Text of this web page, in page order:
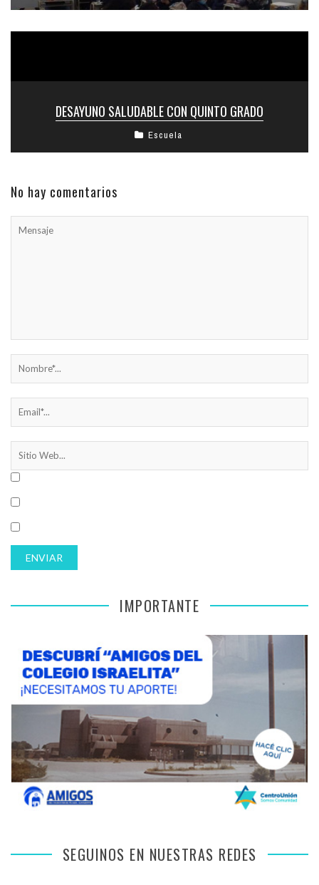
DESAYUNO SALUDABLE CON QUINTO GRADO
Escuela
No hay comentarios
IMPORTANTE
SEGUINOS EN NUESTRAS REDES